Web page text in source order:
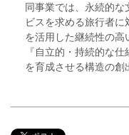
同事業では、永続的
ビスを求める旅行者
を活用した継続性の高
『自立的・持続的な
を育成させる構造の創